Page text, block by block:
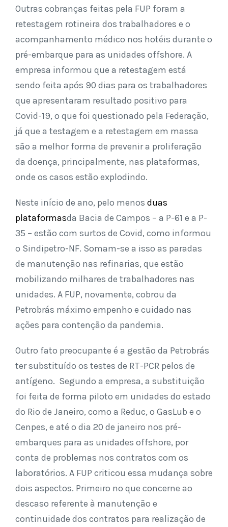
Outras cobranças feitas pela FUP foram a
retestagem rotineira dos trabalhadores e o
acompanhamento médico nos hotéis durante o
pré-embarque para as unidades offshore. A
empresa informou que a retestagem está
sendo feita após 90 dias para os trabalhadores
que apresentaram resultado positivo para
Covid-19, o que foi questionado pela Federação,
já que a testagem e a retestagem em massa
são a melhor forma de prevenir a proliferação
da doença, principalmente, nas plataformas,
onde os casos estão explodindo.
Neste início de ano, pelo menos duas
plataformasda Bacia de Campos – a P-61 e a P-
35 – estão com surtos de Covid, como informou
o Sindipetro-NF. Somam-se a isso as paradas
de manutenção nas refinarias, que estão
mobilizando milhares de trabalhadores nas
unidades. A FUP, novamente, cobrou da
Petrobrás máximo empenho e cuidado nas
ações para contenção da pandemia.
Outro fato preocupante é a gestão da Petrobrás
ter substituído os testes de RT-PCR pelos de
antígeno. Segundo a empresa, a substituição
foi feita de forma piloto em unidades do estado
do Rio de Janeiro, como a Reduc, o GasLub e o
Cenpes, e até o dia 20 de janeiro nos pré-
embarques para as unidades offshore, por
conta de problemas nos contratos com os
laboratórios. A FUP criticou essa mudança sobre
dois aspectos. Primeiro no que concerne ao
descaso referente à manutenção e
continuidade dos contratos para realização de